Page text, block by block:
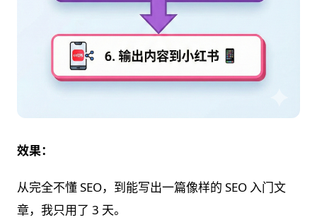
效果：
从完全不懂 SEO，到能写出一篇像样的 SEO 入门文
章，我只用了 3 天。